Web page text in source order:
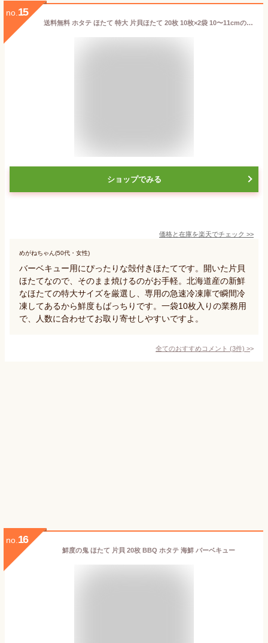
no. 15
送料無料 ホタテ ほたて 特大 片貝ほたて 20枚 10枚×2袋 10〜11cmの特大サイズ！北海道産のほたて貝 殻付きほたて 帆立 貝 バター焼き 浜焼き バーベキュー BBQ 業務用 築地市場 豊洲市場 ギフト
ショップでみる
価格と在庫を楽天でチェック >>
めがねちゃん(50代・女性)
バーベキュー用にぴったりな殻付きほたてです。開いた片貝
ほたてなので、そのまま焼けるのがお手軽。北海道産の新鮮
なほたての特大サイズを厳選し、専用の急速冷凍庫で瞬間冷
凍してあるから鮮度もばっちりです。一袋10枚入りの業務用
で、人数に合わせてお取り寄せしやすいですよ。
全てのおすすめコメント (3件) >
no. 16
鮮度の鬼 ほたて 片貝 20枚 BBQ ホタテ 海鮮 バーベキュー